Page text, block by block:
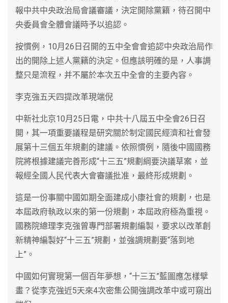
報中共中央政治局會議審議，決定開除黨籍，待召開中
央委員會全體會議時予以追認。
按慣例，10月26日召開的五中全會會追認中央政治局作
出的開除上述人黨籍的決定。但應該明確的是，人事調
整只是流程，并不屬於本次五中全會的主要內容。
李克強五天四提改革現端倪
中新社北京10月25日電，中共十八屆五中全會26日召
開，其一項重要議程是研究關於制定國民經濟和社會發
展第十三個五年規劃的建議。依照慣例，隨後中國國務
院將根據建議完善形成“十三五”規劃綱要決議草案，並
報經全國人民代表大會審議批准，最終形成規劃。
這是一份事關中國如期全面建成小康社會的規劃，也是
本屆政府執政以來的第一份規劃，本屆政府極為重視。
國務院總理李克強曾專門部署規劃編製，要求以改革創
新精神編製好“十三五”規劃，並強調規劃要“落到地
上”。
中國如何實現第一個百年夢想，“十三五”藍圖應怎樣擘
畫？從李克強近5天來4次密集公開強調改革中或可窺出